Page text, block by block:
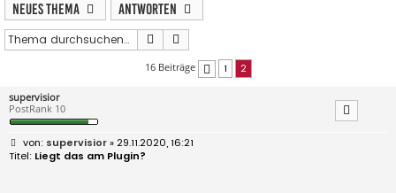
Neues Thema
Antworten
Suche
16 Beiträge Vorherige
1 2
supervisior
PostRank 10
B
e
i
supervisior» 29.11.2020, 16:21
Liegt das am Plugin?